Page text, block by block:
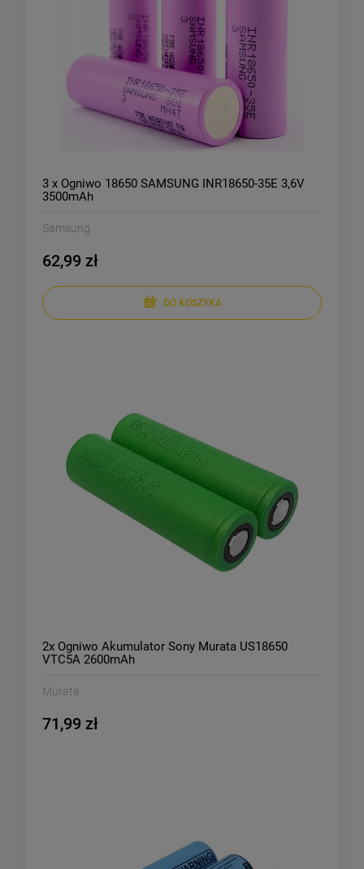
3 x Ogniwo 18650 SAMSUNG INR18650-35E 3,6V
3500mAh
Samsung
62,99 zł
DO KOSZYKA
2x Ogniwo Akumulator Sony Murata US18650
VTC5A 2600mAh
Murata
71,99 zł